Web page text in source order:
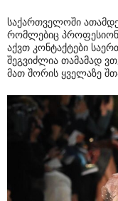
საქართველოში
რომლებიც
აქვთ კონტაქტები
შეგვიძლია თამამად
მათ შორის ყველაზე